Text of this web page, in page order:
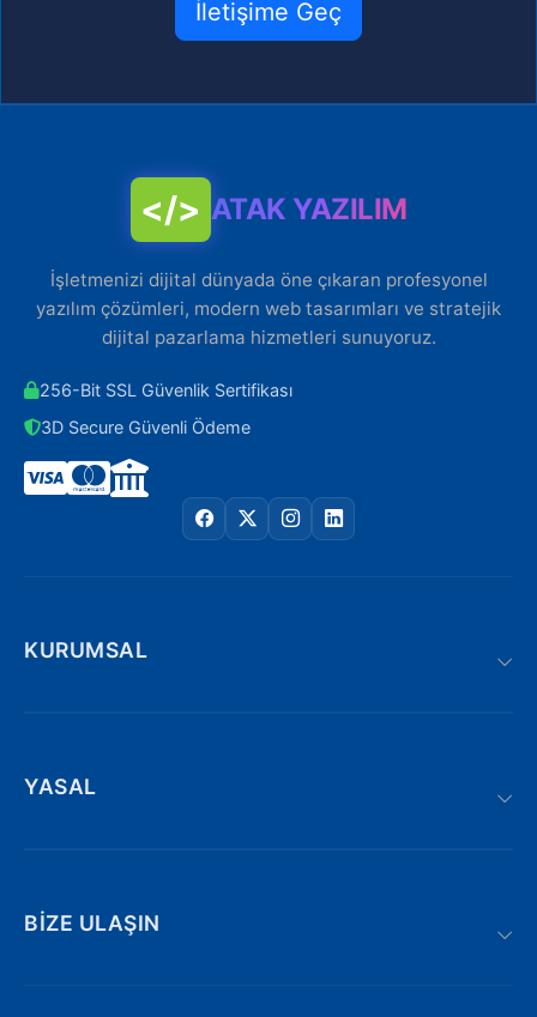
İletişime Geç
</> ATAK YAZILIM
İşletmenizi dijital dünyada öne çıkaran profesyonel
yazılım çözümleri, modern web tasarımları ve stratejik
dijital pazarlama hizmetleri sunuyoruz.
256-Bit SSL Güvenlik Sertifikası
3D Secure Güvenli Ödeme
KURUMSAL
YASAL
BIZE ULAŞIN